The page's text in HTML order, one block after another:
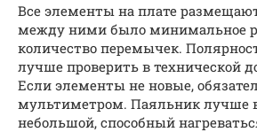
Все элементы на плате
между ними было минимальное
количество перемычек.
лучше проверить в технической
Если элементы не новые,
мультиметром. Паяльник лучше
небольшой, способный